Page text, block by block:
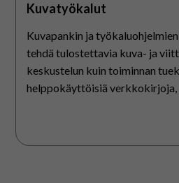
Kuvatyökalut
Kuvapankin ja
tehdä tulostettavia kuva- ja
keskustelun kuin toiminnan
helppokäyttöisiä verkkokirjoja,
Papunetin kuvapankin kuvat.